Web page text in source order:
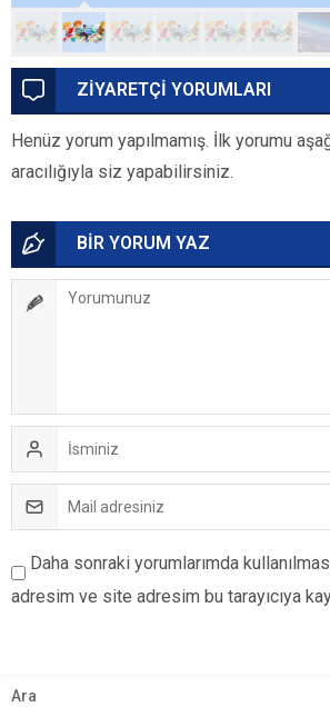
ZİYARETÇİ YORUMLARI
Henüz yorum yapılmamış. İlk yorumu
aracılığıyla siz yapabilirsiniz.
BİR YORUM YAZ
Daha sonraki yorumlarımda
adresim ve site adresim bu tarayıcıya